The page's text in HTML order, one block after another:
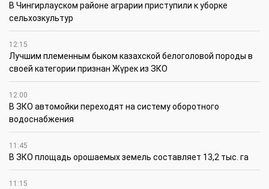
В Чингирлауском районе аграрии приступили к уборке
сельхозкультур
12:15
Лучшим племенным быком казахской белоголовой породы в
своей категории признан Жүрек из ЗКО
12:00
В ЗКО автомойки переходят на систему оборотного
водоснабжения
11:45
В ЗКО площадь орошаемых земель составляет 13,2 тыс. га
11:15